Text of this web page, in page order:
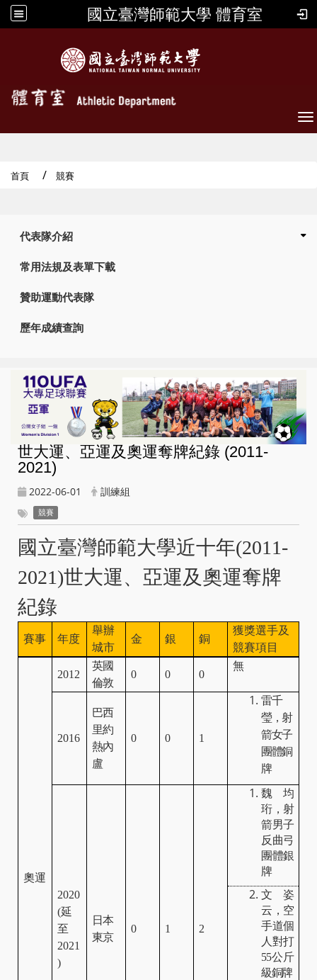
國立臺灣師範大學 體育室
首頁 競賽
代表隊介紹
常用法規及表單下載
贊助運動代表隊
歷年成績查詢
世大運、亞運及奧運奪牌紀錄 (2011-
2021)
2022-06-01 訓練組
競賽
國立臺灣師範大學近十年(2011-
2021)世大運、亞運及奧運奪牌
紀錄
賽事 年度
舉辦
城市
金 銀 銅
獲獎選手及
競賽項目
奧運
2012
英國
倫敦
0 0 0
無
2016
巴西
里約
熱內
盧
0 0 1
雷千
瑩，射
箭女子
團體銅
牌
2020
(延
至
2021
)
日本
東京
0 1 2
魏均
珩，射
箭男子
反曲弓
團體銀
牌
文姿
云，空
手道個
人對打
55公斤
級銅牌